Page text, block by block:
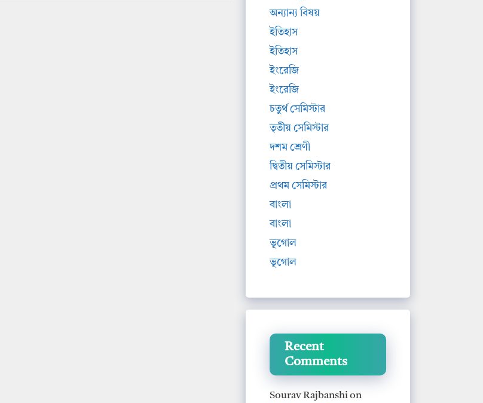
অন্যান্য বিষয়
ইতিহাস
ইতিহাস
ইংরেজি
ইংরেজি
চতুর্থ সেমিস্টার
তৃতীয় সেমিস্টার
দশম শ্রেণী
দ্বিতীয় সেমিস্টার
প্রথম সেমিস্টার
বাংলা
বাংলা
ভূগোল
ভূগোল
Recent
Comments
Sourav Rajbanshion